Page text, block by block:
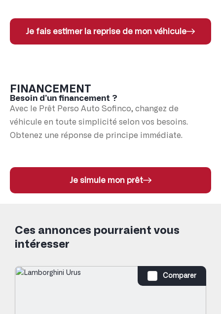
Je fais estimer la reprise de mon véhicule
FINANCEMENT
Besoin d’un financement ?
Avec le Prêt Perso Auto Sofinco, changez de
véhicule en toute simplicité selon vos besoins.
Obtenez une réponse de principe immédiate.
Je simule mon prêt
Ces annonces pourraient vous
intéresser
Comparer